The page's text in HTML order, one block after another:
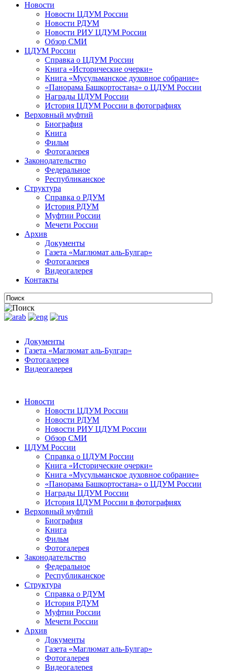
Новости
Новости ЦДУМ России
Новости РДУМ
Новости РИУ ЦДУМ России
Обзор СМИ
ЦДУМ России
Справка о ЦДУМ России
Книга «Исторические очерки»
Книга «Мусульманское духовное собрание»
«Панорама Башкортостана» о ЦДУМ России
Награды ЦДУМ России
История ЦДУМ России в фотографиях
Верховный муфтий
Биография
Книга
Фильм
Фотогалерея
Законодательство
Федеральное
Республиканское
Структура
Справка о РДУМ
История РДУМ
Муфтии России
Мечети России
Архив
Документы
Газета «Маглюмат аль-Булгар»
Фотогалерея
Видеогалерея
Контакты
Документы
Газета «Маглюмат аль-Булгар»
Фотогалерея
Видеогалерея
Новости
Новости ЦДУМ России
Новости РДУМ
Новости РИУ ЦДУМ России
Обзор СМИ
ЦДУМ России
Справка о ЦДУМ России
Книга «Исторические очерки»
Книга «Мусульманское духовное собрание»
«Панорама Башкортостана» о ЦДУМ России
Награды ЦДУМ России
История ЦДУМ России в фотографиях
Верховный муфтий
Биография
Книга
Фильм
Фотогалерея
Законодательство
Федеральное
Республиканское
Структура
Справка о РДУМ
История РДУМ
Муфтии России
Мечети России
Архив
Документы
Газета «Маглюмат аль-Булгар»
Фотогалерея
Видеогалерея